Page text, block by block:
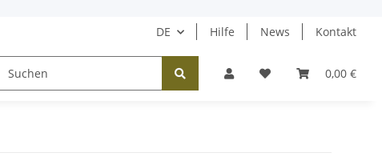
DE Hilfe News Kontakt
0,00 €
Halsketten Ohrringe